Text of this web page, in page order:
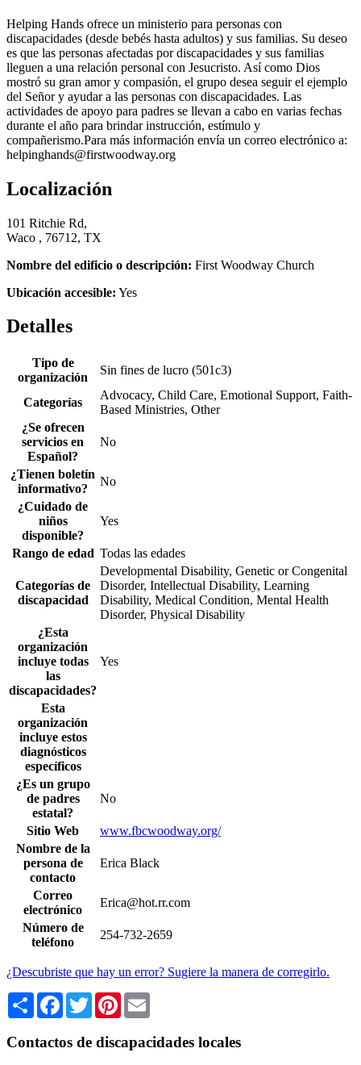
Helping Hands ofrece un ministerio para personas con
discapacidades (desde bebés hasta adultos) y sus familias. Su deseo
es que las personas afectadas por discapacidades y sus familias
lleguen a una relación personal con Jesucristo. Así como Dios
mostró su gran amor y compasión, el grupo desea seguir el ejemplo
del Señor y ayudar a las personas con discapacidades. Las
actividades de apoyo para padres se llevan a cabo en varias fechas
durante el año para brindar instrucción, estímulo y
compañerismo.Para más información envía un correo electrónico a:
helpinghands@firstwoodway.org
Localización
101 Ritchie Rd,
Waco , 76712, TX
Nombre del edificio o descripción: First Woodway Church
Ubicación accesible: Yes
Detalles
Tipo de
organización
Sin fines de lucro (501c3)
Categorías
Advocacy, Child Care, Emotional Support, Faith-
Based Ministries, Other
¿Se ofrecen
servicios en
Español?
No
¿Tienen boletín
informativo?
No
¿Cuidado de
niños
disponible?
Yes
Rango de edad Todas las edades
Categorías de
discapacidad
Developmental Disability, Genetic or Congenital
Disorder, Intellectual Disability, Learning
Disability, Medical Condition, Mental Health
Disorder, Physical Disability
¿Esta
organización
incluye todas
las
discapacidades?
Yes
Esta
organización
incluye estos
diagnósticos
específicos
¿Es un grupo
de padres
estatal?
No
Sitio Web
www.fbcwoodway.org/
Nombre de la
persona de
contacto
Erica Black
Correo
electrónico
Erica@hot.rr.com
Número de
teléfono
254-732-2659
¿Descubriste que hay un error? Sugiere la manera de corregirlo.
Share Facebook
TwitterPinterest
Contactos de discapacidades locales